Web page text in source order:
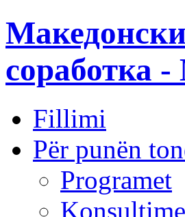
Fillimi
Për punën
Programet